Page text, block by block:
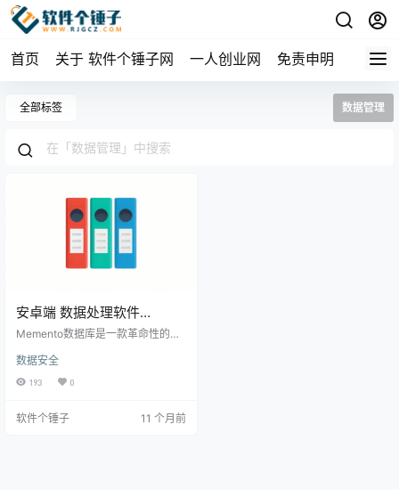
首页 关于 软件个锤子网 一人创业网 免责申明
全部标签 数据管理
安卓端 数据处理软件
Memento v5.6.3 【软件个
Memento数据库是一款革命性的数
和易用性。无论您是想整理个人生
活还是管理企业数据，它都能完美
理和目标追踪 ✓ 个人理财与消费记
数据安全
193 0
软件个锤子 11 个月前